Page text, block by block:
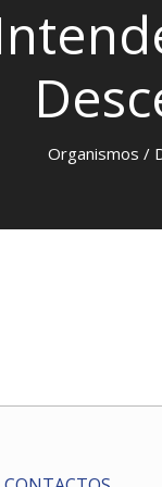
Organismos /